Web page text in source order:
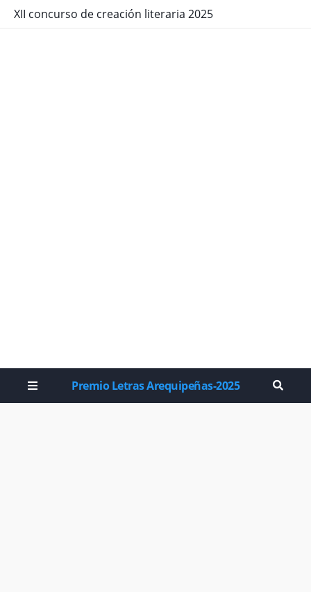
XII concurso de creación literaria 2025
Premio Letras Arequipeñas-2025